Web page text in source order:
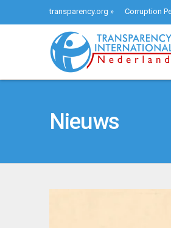
transparency.org » Corruption
Nieuws